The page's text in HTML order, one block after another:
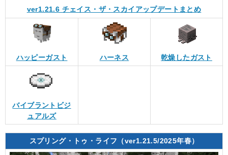
ver1.21.6 チェイス・ザ・スカイアップデートまとめ
ハッピーガスト ハーネス 乾燥したガスト
バイブラントビジ
ュアルズ
スプリング・トゥ・ライフ（ver1.21.5/2025年春）